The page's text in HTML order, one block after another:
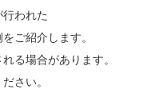
われた
ご紹介します。
る場合があります。
さい。